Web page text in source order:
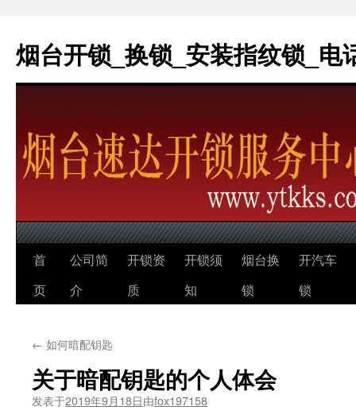
烟台开锁_换锁_安装指纹锁_电
跳
至
文
首
页
公司简
介
开锁资
质
开锁须
知
烟台换
锁
开汽车
锁
← 如何暗配钥匙
关于暗配钥匙的个人体会
发表于2019年9月18日由fox197158